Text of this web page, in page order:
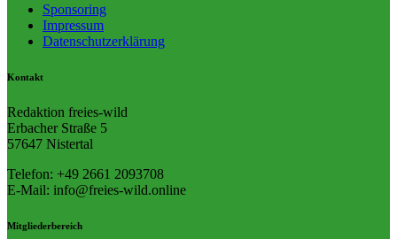
Sponsoring
Impressum
Datenschutzerklärung
Kontakt
Redaktion freies-wild
Erbacher Straße 5
57647 Nistertal
Telefon: +49 ‭2661 2093708
E-Mail: info@freies-wild.online
Mitgliederbereich